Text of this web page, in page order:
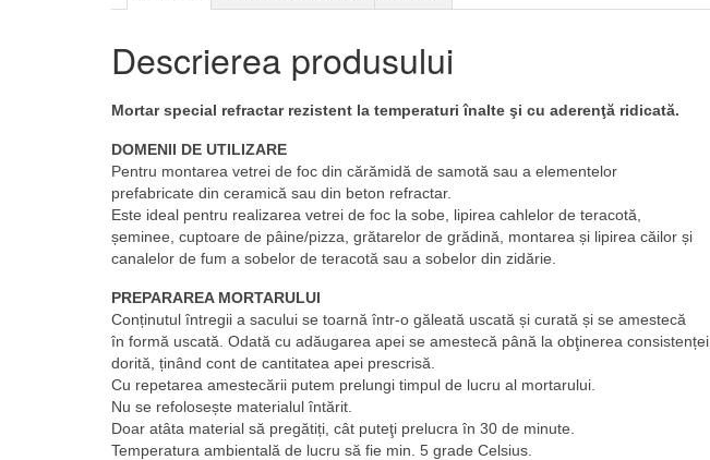
Descrierea produsului
Mortar special refractar rezistent la temperaturi înalte şi cu aderenţă ridicată.
DOMENII DE UTILIZARE
Pentru montarea vetrei de foc din cărămidă de samotă sau a elementelor
prefabricate din ceramică sau din beton refractar.
Este ideal pentru realizarea vetrei de foc la sobe, lipirea cahlelor de teracotă,
șeminee, cuptoare de pâine/pizza, grătarelor de grădină, montarea și lipirea căilor și
canalelor de fum a sobelor de teracotă sau a sobelor din zidărie.
PREPARAREA MORTARULUI
Conținutul întregii a sacului se toarnă într-o găleată uscată și curată și se amestecă
în formă uscată. Odată cu adăugarea apei se amestecă până la obţinerea consistenței
dorită, ținând cont de cantitatea apei prescrisă.
Cu repetarea amestecării putem prelungi timpul de lucru al mortarului.
Nu se refolosește materialul întărit.
Doar atâta material să pregătiți, cât puteţi prelucra în 30 de minute.
Temperatura ambientală de lucru să fie min. 5 grade Celsius.